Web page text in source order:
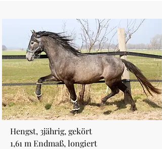
Hengst, 3jährig, gekört
1,61 m Endmaß, longiert